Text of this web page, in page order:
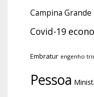
Campina Grande
Covid-19
Embratur engenho
Pessoa